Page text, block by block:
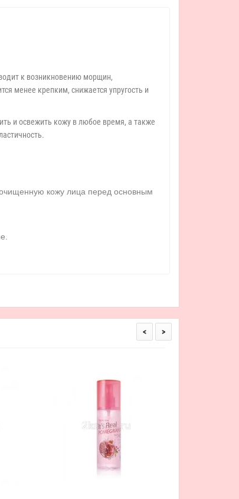
к возникновению морщин,
менее крепким, снижается упругость и
и освежить кожу в любое время, а также
кожу лица перед основным
< >